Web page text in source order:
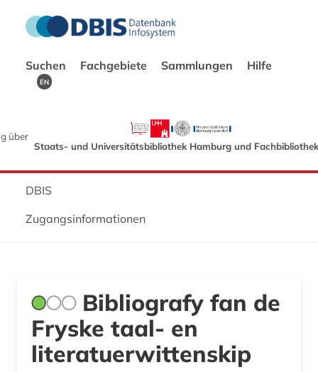
Suchen Fachgebiete Sammlungen Hilfe
EN
über
Staats- und Universitätsbibliothek Hamburg und
DBIS
Zugangsinformationen
Bibliografy fan de
Fryske taal- en
literatuerwittenskip